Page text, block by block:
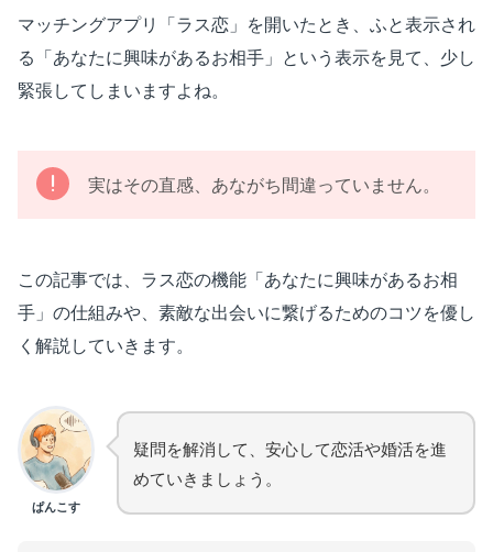
マッチングアプリ「ラス恋」を開いたとき、ふと表示され
る「あなたに興味があるお相手」という表示を見て、少し
緊張してしまいますよね。
実はその直感、あながち間違っていません。
この記事では、ラス恋の機能「あなたに興味があるお相
手」の仕組みや、素敵な出会いに繋げるためのコツを優し
く解説していきます。
ぱんこす
疑問を解消して、安心して恋活や婚活を進
めていきましょう。